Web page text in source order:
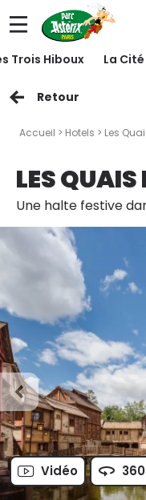
au
contenu
principal
Trois Hiboux La
Retour
Accueil > Hotels > Les
LES QUAIS
Une halte festive
Vidéo